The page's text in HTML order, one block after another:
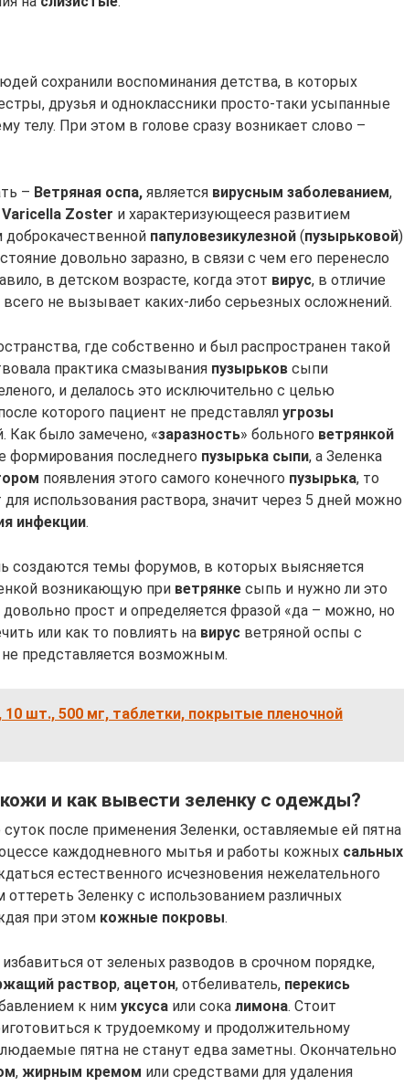
сохранили воспоминания детства, в которых
друзья и одноклассники просто-таки усыпанные
телу. При этом в голове сразу возникает слово –
– Ветряная оспа, является вирусным заболеванием,
Varicella Zoster и характеризующееся развитием
папуловезикулезной (пузырьковой)
довольно заразно, в связи с чем его перенесло
в детском возрасте, когда этот вирус, в отличие
не вызывает каких-либо серьезных осложнений.
где собственно и был распространен такой
практика смазывания пузырьков сыпи
и делалось это исключительно с целью
которого пациент не представлял угрозы
Как было замечено, «заразность» больного ветрянкой
формирования последнего пузырька сыпи, а Зеленка
появления этого самого конечного пузырька, то
использования раствора, значит через 5 дней можно
инфекции.
создаются темы форумов, в которых выясняется
возникающую при ветрянке сыпь и нужно ли это
прост и определяется фразой «да – можно, но
или как то повлиять на вирус ветряной оспы с
представляется возможным.
10 шт., 500 мг, таблетки, покрытые пленочной
и как вывести зеленку с одежды?
суток после применения Зеленки, оставляемые ей пятна
каждодневного мытья и работы кожных сальных
естественного исчезновения нежелательного
Зеленку с использованием различных
при этом кожные покровы.
от зеленых разводов в срочном порядке,
раствор, ацетон, отбеливатель, перекись
к ним уксуса или сока лимона. Стоит
к трудоемкому и продолжительному
пятна не станут едва заметны. Окончательно
, жирным кремом или средствами для удаления